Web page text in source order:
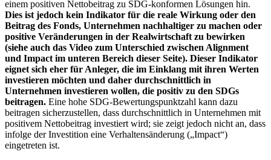
einem positiven Nettobeitrag zu SDG-konformen Lösungen hin.
Dies ist jedoch kein Indikator für die reale Wirkung oder den
Beitrag des Fonds, Unternehmen nachhaltiger zu machen oder
positive Veränderungen in der Realwirtschaft zu bewirken
(siehe auch das Video zum Unterschied zwischen Alignment
und Impact im unteren Bereich dieser Seite). Dieser Indikator
eignet sich eher für Anleger, die im Einklang mit ihren Werten
investieren möchten und daher durchschnittlich in
Unternehmen investieren wollen, die positiv zu den SDGs
beitragen. Eine hohe SDG-Bewertungspunktzahl kann dazu
beitragen sicherzustellen, dass durchschnittlich in Unternehmen mit
positivem Nettobeitrag investiert wird; sie zeigt jedoch nicht an, dass
infolge der Investition eine Verhaltensänderung („Impact“)
eingetreten ist.